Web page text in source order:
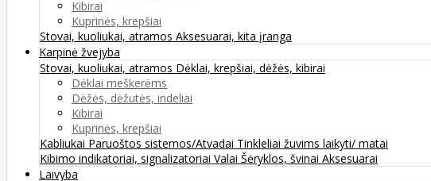
Kibirai
Kuprinės, krepšiai
Stovai, kuoliukai, atramos Aksesuarai, kita įranga
Karpinė žvejyba
Stovai, kuoliukai, atramos Dėklai, krepšiai, dėžės, kibirai
Dėklai meškerėms
Dėžės, dėžutės, indeliai
Kibirai
Kuprinės, krepšiai
Kabliukai Paruoštos sistemos/Atvadai Tinkleliai žuvims laikyti/ matai
Kibimo indikatoriai, signalizatoriai Valai Šėryklos, švinai Aksesuarai
Laivyba